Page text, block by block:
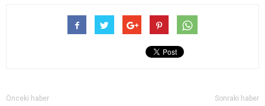
Önceki haber Sonraki haber